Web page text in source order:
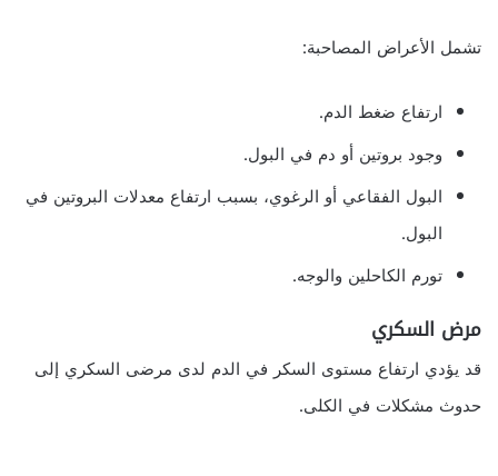
تشمل الأعراض المصاحبة:
ارتفاع ضغط الدم.
وجود بروتين أو دم في البول.
البول الفقاعي أو الرغوي، بسبب ارتفاع معدلات البروتين في
البول.
تورم الكاحلين والوجه.
مرض السكري
قد يؤدي ارتفاع مستوى السكر في الدم لدى مرضى السكري إلى
حدوث مشكلات في الكلى.